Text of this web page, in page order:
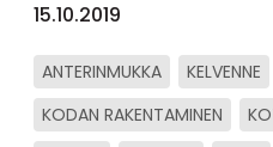
15.10.2019
ANTERINMUKKA KELVENNE
KODAN RAKENTAMINEN